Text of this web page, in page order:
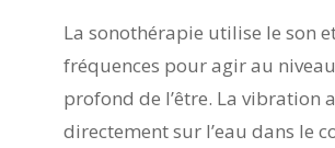
La sonothérapie utilise le son
fréquences pour agir au
profond de l’être. La vibration
directement sur l’eau dans le